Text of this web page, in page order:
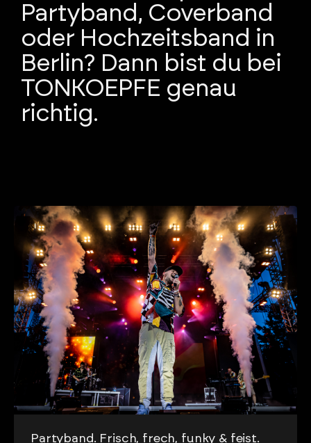
Partyband, Coverband
oder Hochzeitsband in
Berlin? Dann bist du bei
TONKOEPFE genau
richtig.
Partyband. Frisch, frech, funky & feist.